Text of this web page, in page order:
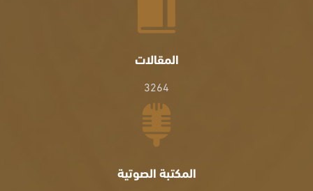
المقالات
3264
المكتبة الصوتية